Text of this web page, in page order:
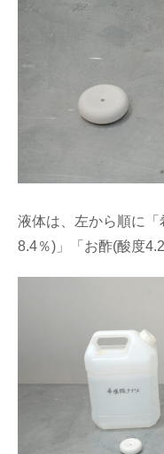
液体は、左から順に
8.4％)」「お酢(酸度4.2